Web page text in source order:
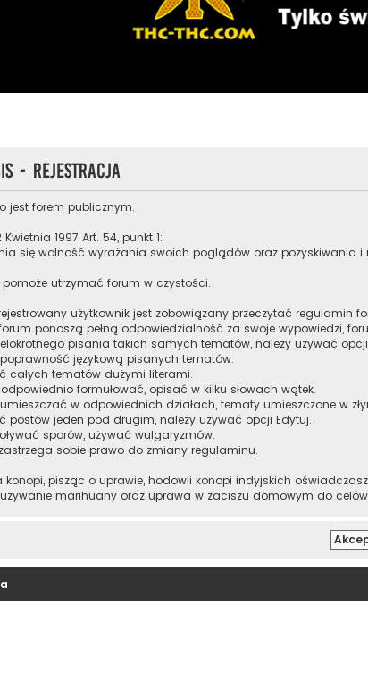
- Rejestracja
jest forem publicznym.
1997 Art. 54, punkt 1:
się wolność wyrażania swoich poglądów oraz pozyskiwania
utrzymać forum w czystości.
użytkownik jest zobowiązany przeczytać regulamin
ponoszą pełną odpowiedzialność za swoje wypowiedzi,
pisania takich samych tematów, należy używać
językową pisanych tematów.
całych tematów dużymi literami.
formułować, opisać w kilku słowach wątek.
w odpowiednich działach, tematy umieszczone w
postów jeden pod drugim, należy używać opcji Edytuj.
sporów, używać wulgaryzmów.
sobie prawo do zmiany regulaminu.
konopi, pisząc o uprawie, hodowli konopi indyjskich
marihuany oraz uprawa w zaciszu domowym do